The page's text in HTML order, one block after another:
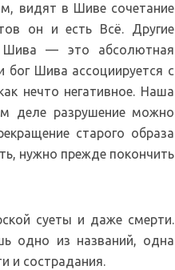
видят в Шиве сочетание
он и есть Всё. Другие
Шива — это абсолютная
бог Шива ассоциируется с
нечто негативное. Наша
деле разрушение можно
старого образа
нужно прежде покончить
суеты и даже смерти.
одно из названий, одна
и сострадания.